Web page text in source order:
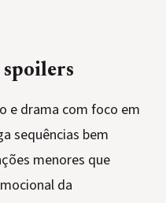
spoilers
e drama com foco em
sequências bem
menores que
da